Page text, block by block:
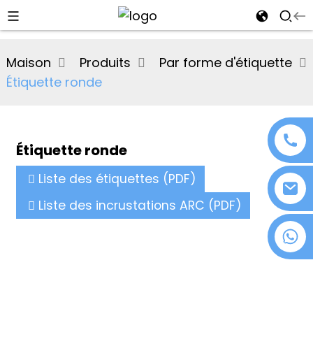
Maison Produits
Par forme d'étiquette
Étiquette ronde
Étiquette ronde
Liste des étiquettes (PDF)
Liste des incrustations ARC (PDF)